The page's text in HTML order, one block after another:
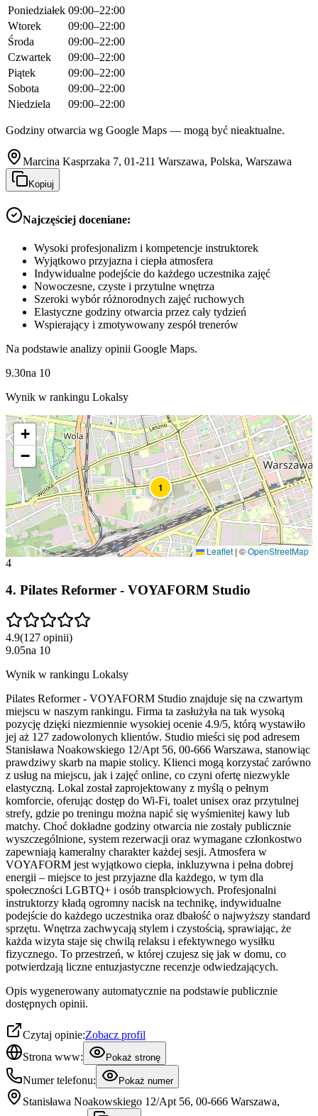
Poniedziałek 09:00–22:00
Wtorek
09:00–22:00
Środa
09:00–22:00
Czwartek
09:00–22:00
Piątek
09:00–22:00
Sobota
09:00–22:00
Niedziela
09:00–22:00
Godziny otwarcia wg Google Maps — mogą być nieaktualne.
Marcina Kasprzaka 7, 01-211 Warszawa, Polska, Warszawa
Kopiuj
Najczęściej doceniane:
Wysoki profesjonalizm i kompetencje instruktorek
Wyjątkowo przyjazna i ciepła atmosfera
Indywidualne podejście do każdego uczestnika zajęć
Nowoczesne, czyste i przytulne wnętrza
Szeroki wybór różnorodnych zajęć ruchowych
Elastyczne godziny otwarcia przez cały tydzień
Wspierający i zmotywowany zespół trenerów
Na podstawie analizy opinii Google Maps.
9.30na 10
Wynik w rankingu Lokalsy
1
+
−
Leaflet | ©OpenStreetMap
4
4. Pilates Reformer - VOYAFORM Studio
4.9(127 opinii)
9.05na 10
Wynik w rankingu Lokalsy
Pilates Reformer - VOYAFORM Studio znajduje się na czwartym
miejscu w naszym rankingu. Firma ta zasłużyła na tak wysoką
pozycję dzięki niezmiennie wysokiej ocenie 4.9/5, którą wystawiło
jej aż 127 zadowolonych klientów. Studio mieści się pod adresem
Stanisława Noakowskiego 12/Apt 56, 00-666 Warszawa, stanowiąc
prawdziwy skarb na mapie stolicy. Klienci mogą korzystać zarówno
z usług na miejscu, jak i zajęć online, co czyni ofertę niezwykle
elastyczną. Lokal został zaprojektowany z myślą o pełnym
komforcie, oferując dostęp do Wi-Fi, toalet unisex oraz przytulnej
strefy, gdzie po treningu można napić się wyśmienitej kawy lub
matchy. Choć dokładne godziny otwarcia nie zostały publicznie
wyszczególnione, system rezerwacji oraz wymagane członkostwo
zapewniają kameralny charakter każdej sesji. Atmosfera w
VOYAFORM jest wyjątkowo ciepła, inkluzywna i pełna dobrej
energii – miejsce to jest przyjazne dla każdego, w tym dla
społeczności LGBTQ+ i osób transpłciowych. Profesjonalni
instruktorzy kładą ogromny nacisk na technikę, indywidualne
podejście do każdego uczestnika oraz dbałość o najwyższy standard
sprzętu. Wnętrza zachwycają stylem i czystością, sprawiając, że
każda wizyta staje się chwilą relaksu i efektywnego wysiłku
fizycznego. To przestrzeń, w której czujesz się jak w domu, co
potwierdzają liczne entuzjastyczne recenzje odwiedzających.
Opis wygenerowany automatycznie na podstawie publicznie
dostępnych opinii.
Czytaj opinie:Zobacz profil
Strona www:
Pokaż stronę
Numer telefonu: Pokaż numer
Stanisława Noakowskiego 12/Apt 56, 00-666 Warszawa,